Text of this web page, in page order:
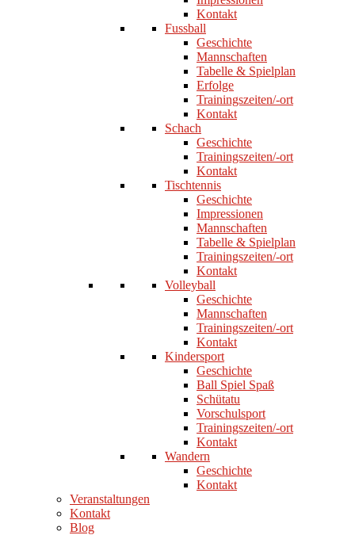
Kontakt
Fussball
Geschichte
Mannschaften
Tabelle & Spielplan
Erfolge
Trainingszeiten/-ort
Kontakt
Schach
Geschichte
Trainingszeiten/-ort
Kontakt
Tischtennis
Geschichte
Impressionen
Mannschaften
Tabelle & Spielplan
Trainingszeiten/-ort
Kontakt
Volleyball
Geschichte
Mannschaften
Trainingszeiten/-ort
Kontakt
Kindersport
Geschichte
Ball Spiel Spaß
Schütatu
Vorschulsport
Trainingszeiten/-ort
Kontakt
Wandern
Geschichte
Kontakt
Veranstaltungen
Kontakt
Blog